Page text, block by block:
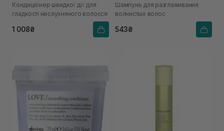
Кондиціонер швидкої дії для
гладкості неслухняного волосся
1 008₴
Шампунь для разглаживания
волнистых волос
543₴